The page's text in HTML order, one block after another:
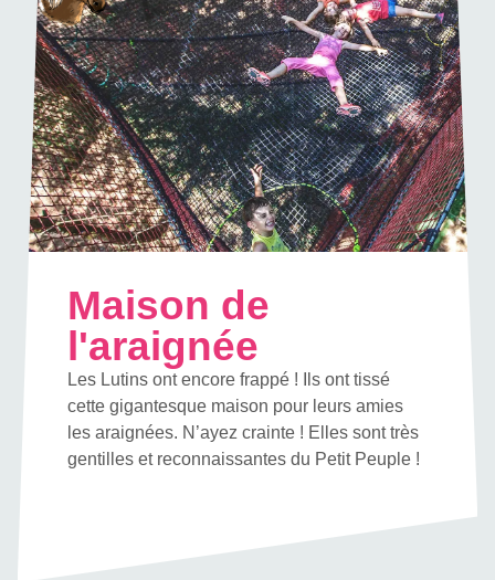
Maison de
l'araignée
Les Lutins ont encore frappé ! Ils ont tissé
cette gigantesque maison pour leurs amies
les araignées. N’ayez crainte ! Elles sont très
gentilles et reconnaissantes du Petit Peuple !